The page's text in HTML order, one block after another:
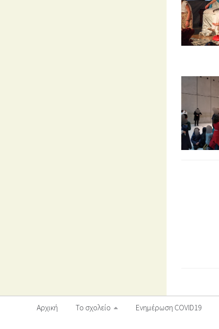
Αρχική Το σχολείο Ενημέρωση COVID19